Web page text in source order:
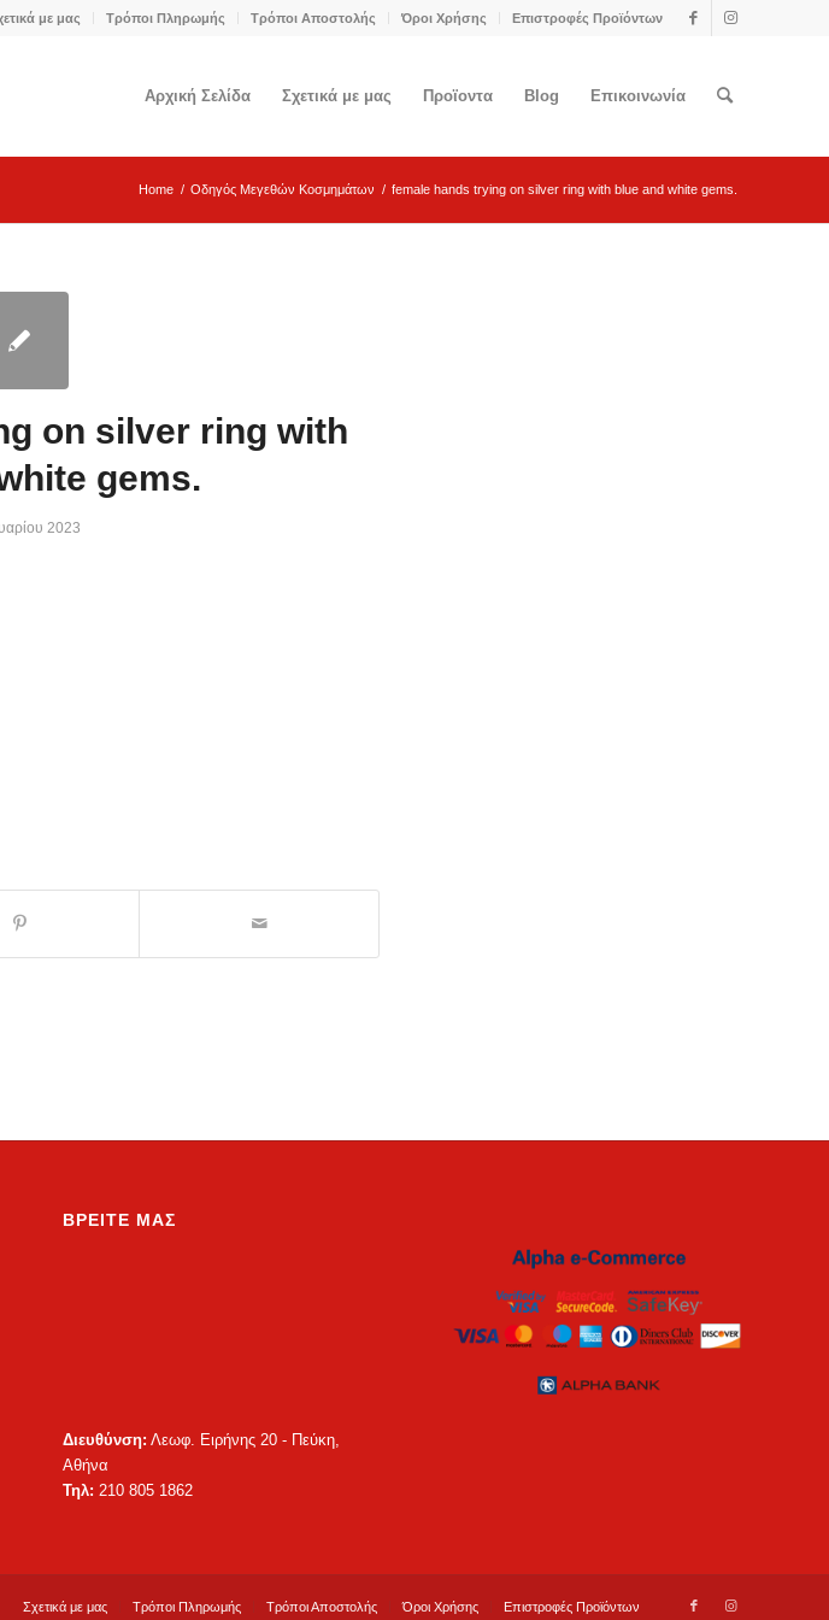
με μας Τρόποι Πληρωμής Τρόποι Αποστολής Όροι Χρήσης Επιστροφές Προϊόντων
Αρχική Σελίδα Σχετικά με μας Προϊοντα Blog Επικοινωνία
Home / Οδηγός Μεγεθών Κοσμημάτων / female hands trying on silver ring with blue and white gems.
on silver ring with
gems.
2023
ΒΡΕΙΤΕ ΜΑΣ
Διευθύνση: Λεωφ. Ειρήνης 20 - Πεύκη,
Αθήνα
Τηλ: 210 805 1862
Σχετικά με μας Τρόποι Πληρωμής Τρόποι Αποστολής Όροι Χρήσης Επιστροφές Προϊόντων